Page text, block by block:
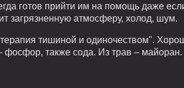
готов прийти им на помощь даже
загрязненную атмосферу, холод, шум.
тишиной и одиночеством".
фосфор, также сода. Из трав –